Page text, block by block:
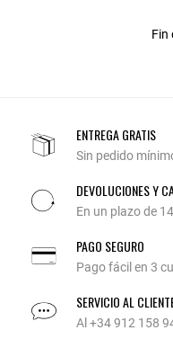
Fin
ENTREGA GRATIS
Sin pedido
DEVOLUCIONES Y
En un plazo de
PAGO SEGURO
Pago fácil en 3
SERVICIO AL
Al +34 912 158